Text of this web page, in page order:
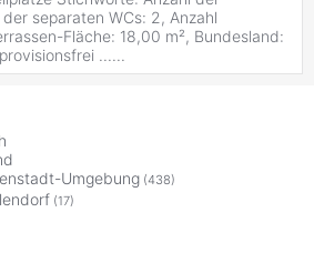
separaten WCs: 2, Anzahl
Fläche: 18,00 m², Bundesland:
......
Umgebung (438)
(17)